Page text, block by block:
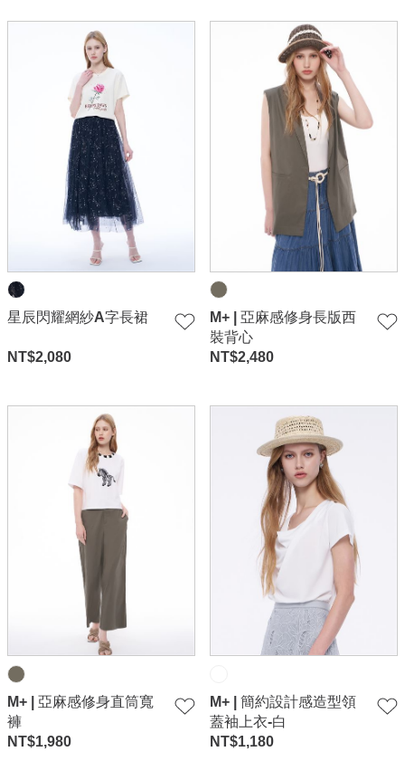
星辰閃耀網紗A字長裙
NT$2,080
M+ | 亞麻感修身長版西
裝背心
NT$2,480
M+ | 亞麻感修身直筒寬
褲
NT$1,980
M+ | 簡約設計感造型領
蓋袖上衣-白
NT$1,180